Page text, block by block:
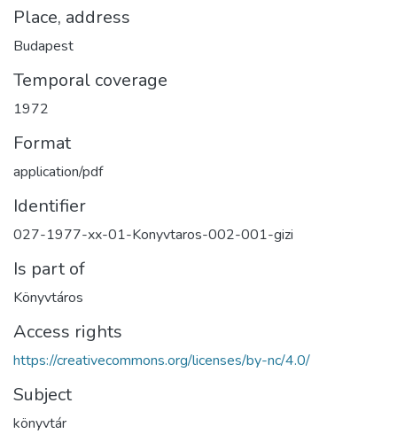
Place, address
Budapest
Temporal coverage
1972
Format
application/pdf
Identifier
027-1977-xx-01-Konyvtaros-002-001-gizi
Is part of
Könyvtáros
Access rights
https://creativecommons.org/licenses/by-nc/4.0/
Subject
könyvtár